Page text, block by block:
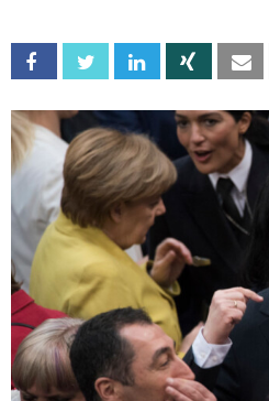
Facebook Twitter Linkedin Xing